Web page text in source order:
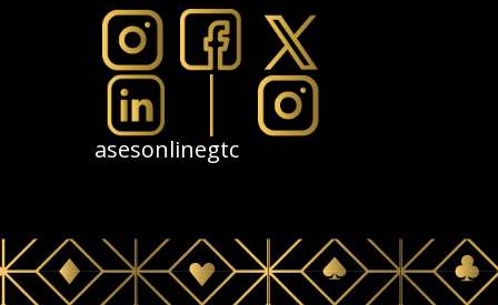
asesonlinegtc